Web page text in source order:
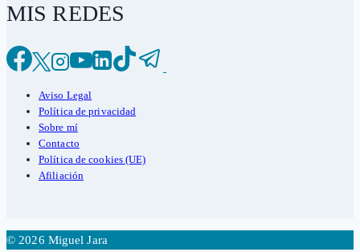
MIS REDES
Aviso Legal
Política de privacidad
Sobre mí
Contacto
Política de cookies (UE)
Afiliación
© 2026 Miguel Jara